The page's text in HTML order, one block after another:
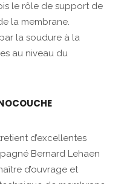
le rôle de support de
la membrane.
la soudure à la
au niveau du
d’excellentes
Bernard Lehaen
d’ouvrage et